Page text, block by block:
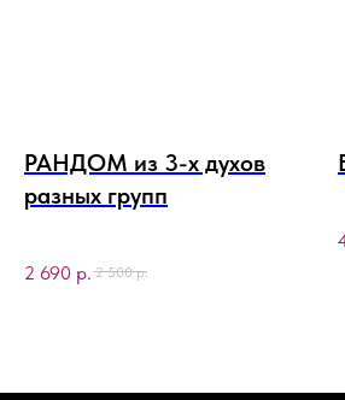
РАНДОМ из 3-х духов
разных групп
2 690 р. 2 500 р.